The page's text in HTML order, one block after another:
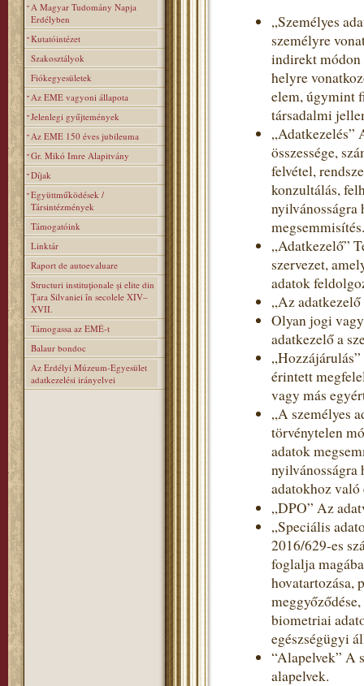
A Magyar Tudomány Napja
Erdélyben
Kutatóintézet
Szakosztályok
Fiókegyesületek
Az EME vagyoni állapota
Jelenlegi gyűjtemények
Az EME 150 éves jubileuma
Gr. Mikó Imre Alapitvány
Díjak
Együttműködések /
Társintézmények
Támogatóink
Linktár
Raport de autoevaluare
Structuri instituţionale şi elite din
Ţara Silvaniei în secolele XIV–
XVII.
Támogassa az EMÉ-t
Balaur bondoc
Az Erdélyi Múzeum-Egyesület
adatkezelési irányelvei
„Személyes
személyre
indirekt módon
helyre
elem, úgymint
társadalmi
„Adatkezelés”
összessége,
felvétel,
konzultálás,
nyilvánosságra
megsemmisítés.
„Adatkezelő”
szervezet,
adatok
„Az
Olyan jogi
adatkezelő a
érintett
vagy más
„A személyes
törvénytelen
adatok
nyilvánosságra
adatokhoz
„DPO” Az
„Speciális
2016/629-es
foglalja
hovatartozása,
biometriai
egészségügyi
“Alapelvek” A
alapelvek.